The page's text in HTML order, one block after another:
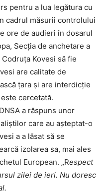
pentru a lua legătura cu
cadrul măsurii controlului
ore de audieri în dosarul
Secţia de anchetare a
Kovesi să fie
are calitate de
țara și are interdicție
cercetată.
a răspuns unor
care au așteptat-o
a a lăsat să se
izolarea sa, mai ales
European. „Respect
zilei de ieri. Nu doresc